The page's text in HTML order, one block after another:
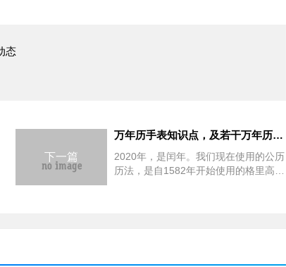
态
下一篇
万年历手表知识点，及若干万年历表推荐
2020年，是闰年。我们现在使用的公历
历法，是自1582年开始使用的格里高利